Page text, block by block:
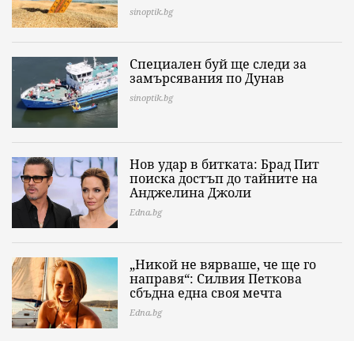
sinoptik.bg
Специален буй ще следи за
замърсявания по Дунав
sinoptik.bg
Нов удар в битката: Брад Пит
поиска достъп до тайните на
Анджелина Джоли
Edna.bg
„Никой не вярваше, че ще го
направя“: Силвия Петкова
сбъдна една своя мечта
Edna.bg